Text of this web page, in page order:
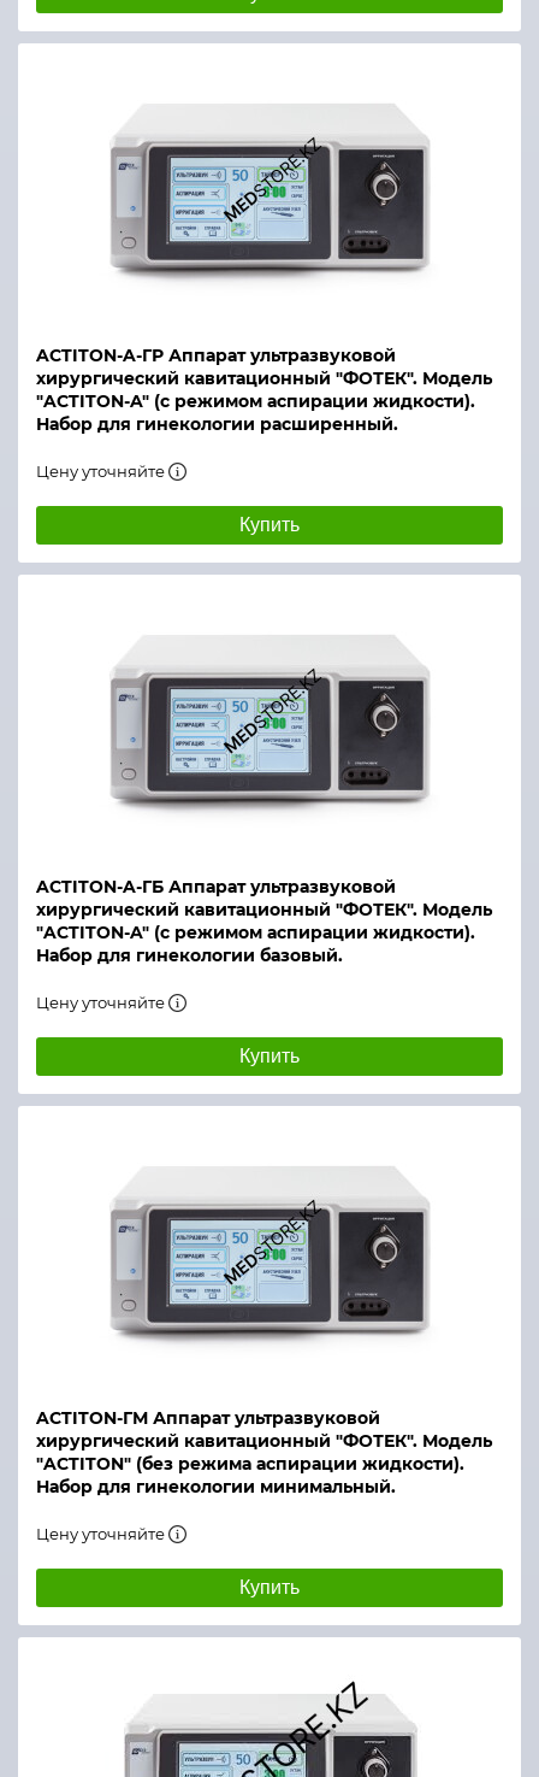
ACTITON-A-ГР Аппарат ультразвуковой
хирургический кавитационный "ФОТЕК". Модель
"ACTITON-A" (с режимом аспирации жидкости).
Набор для гинекологии расширенный.
Цену уточняйте
Купить
ACTITON-A-ГБ Аппарат ультразвуковой
хирургический кавитационный "ФОТЕК". Модель
"ACTITON-A" (с режимом аспирации жидкости).
Набор для гинекологии базовый.
Цену уточняйте
Купить
ACTITON-ГМ Аппарат ультразвуковой
хирургический кавитационный "ФОТЕК". Модель
"ACTITON" (без режима аспирации жидкости).
Набор для гинекологии минимальный.
Цену уточняйте
Купить